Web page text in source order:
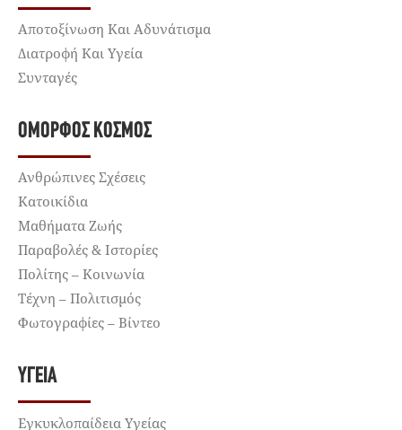
Αποτοξίνωση Και Αδυνάτισμα
Διατροφή Και Υγεία
Συνταγές
ΌΜΟΡΦΟΣ ΚΌΣΜΟΣ
Ανθρώπινες Σχέσεις
Κατοικίδια
Μαθήματα Ζωής
Παραβολές & Ιστορίες
Πολίτης – Κοινωνία
Τέχνη – Πολιτισμός
Φωτογραφίες – Βίντεο
ΥΓΕΊΑ
Εγκυκλοπαίδεια Υγείας